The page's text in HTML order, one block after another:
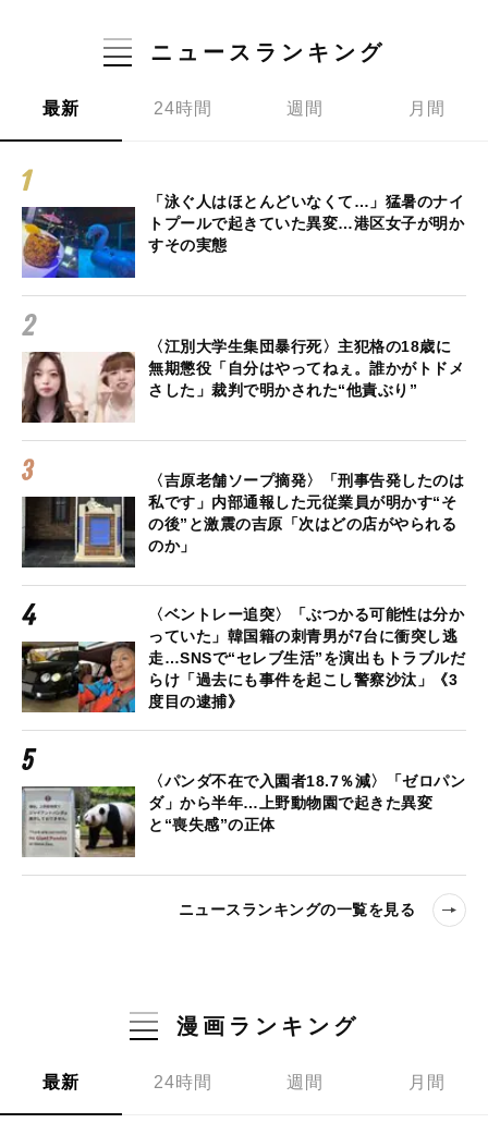
ニュースランキング
最新 24時間 週間 月間
「泳ぐ人はほとんどいなくて…」猛暑のナイ
トプールで起きていた異変…港区女子が明か
すその実態
〈江別大学生集団暴行死〉主犯格の18歳に
無期懲役「自分はやってねぇ。誰かがトドメ
さした」裁判で明かされた“他責ぶり”
〈吉原老舗ソープ摘発〉「刑事告発したのは
私です」内部通報した元従業員が明かす“そ
の後”と激震の吉原「次はどの店がやられる
のか」
〈ベントレー追突〉「ぶつかる可能性は分か
っていた」韓国籍の刺青男が7台に衝突し逃
走…SNSで“セレブ生活”を演出もトラブルだ
らけ「過去にも事件を起こし警察沙汰」《3
度目の逮捕》
〈パンダ不在で入園者18.7％減〉「ゼロパン
ダ」から半年…上野動物園で起きた異変
と“喪失感”の正体
ニュースランキングの一覧を見る
漫画ランキング
最新 24時間 週間 月間